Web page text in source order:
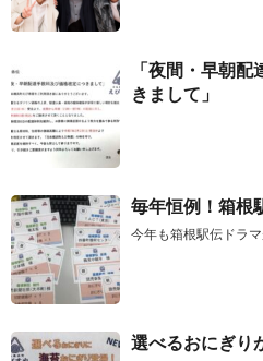
「夜間・早朝
きまして」
毎年恒例！箱根
今年も箱根駅伝ドラ
選べるおにぎり